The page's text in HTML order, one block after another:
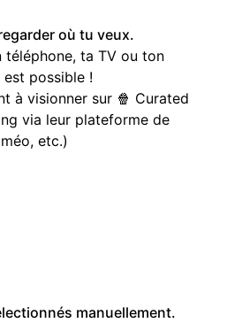
où tu veux.
téléphone, ta TV ou ton
possible !
à visionner sur 🍿 Curated
via leur plateforme de
etc.)
manuellement.